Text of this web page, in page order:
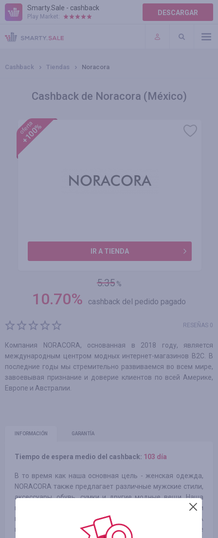
Smarty.Sale - cashback
Play Market: DESCARGAR
AYUDA
TÉRMINOS DE USO
Cashback Tiendas Noracora
Cashback de Noracora (México)
oferta
+100%
IR A TIENDA
5.35%
10.70% cashback del pedido pagado
RESEÑAS 0
Компания NORACORA, основанная в 2018 году, является
международным центром модных интернет-магазинов B2C. В
последние годы мы стремительно развиваемся во всем мире,
завоевывая признание и доверие клиентов по всей Америке,
Европе и Австралии.
INFORMACIÓN GARANTÍA
Tiempo de espera medio del cashback: 103 día
В то время как наша основная цель - женская одежда,
NORACORA также предлагает различные мужские стили,
аксессуары, обувь, сумки и другие модные вещи. Наша
цель - предлагать широкий выбор высококачественных и
модных товаров по низким ценам. NORACORA
предлагает модный стиль и новаторский дизайн, а также